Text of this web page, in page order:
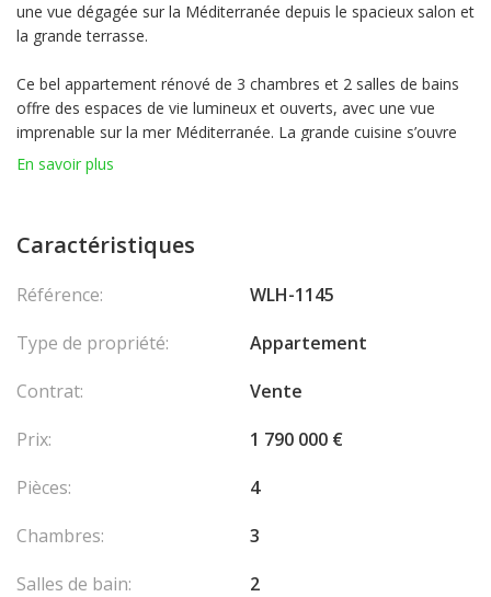
une vue dégagée sur la Méditerranée depuis le spacieux salon et
la grande terrasse.
Ce bel appartement rénové de 3 chambres et 2 salles de bains
offre des espaces de vie lumineux et ouverts, avec une vue
imprenable sur la mer Méditerranée. La grande cuisine s’ouvre
sur un vaste salon-salle à manger, idéal pour la vie quotidienne
comme pour recevoir.
équipées de grandes douches à l’italienne. La lumière naturelle
parquet en bois massif.
face à la mer. Un grand emplacement de parking privé et une
Les honoraires sont à la charge du vendeur.
En savoir plus
Caractéristiques
Référence:
WLH-1145
Type de propriété:
Appartement
Contrat:
Vente
Prix:
1 790 000 €
Pièces:
4
Chambres:
3
Salles de bain:
2